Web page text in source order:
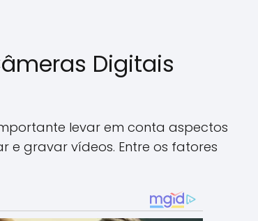
Digitais
levar em conta aspectos
e gravar vídeos. Entre os fatores